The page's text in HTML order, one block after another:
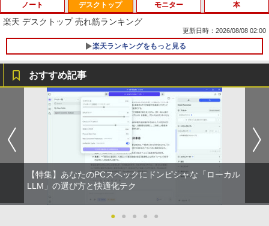
Anker Soundcore P40i オフホワイト
￥7,990
￥5,990
Anker Soundcore Liberty 5 ミッドナイトブ
ラック
￥14,990
BRUCE WAYNE feat. Flo Milli, ATL Jacob
[Explicit]
￥250
[Explicit]
￥250
On My Road (Stadium ver.)
￥250
【Amazon.co.jp限定】 い・ろ・は・す 2L P
ET ラベルレス ×8本
￥1,112
富士山の天然水 バナジウム含有 水 ミネラル
ウォーター ペットボトル 静岡県産 500ミリリ
ットル (Smart Basic)
￥1,380
by Amazon 天然水ラベルレス 2L×9本
￥1,117
薬屋のひとりごと 17巻 (デジタル版ビッグガ
ンガンコミックス)
￥770
エース)
￥832
ONE PIECE モノクロ版 115 (ジャンプコミッ
クスDIGITAL)
￥594
ノート
1
[訳アリ★格安] ノートパソコン Window
s11 15.6型 HP 250 G7 第七世代 Core-i3
ルチ Bluetooth USB3.0 SDカード ノー
トPC ノート 中古パソコン 中古PC Win1
1 Office 格安 中古
￥12,800
【マラソン限定30%OFF】中古 Dell Ins
piron 3593 Core i3 1005G1 第10世代CP
U メモリ8GB SSD256GB 15インチ フル
LAN テンキー DVDマルチ P75F 1年保証
デスクトップ
楽天 デスクトップ 売れ筋ランキング
更新日時：2026/08/08 02:00
楽天ランキングをもっと見る
モニター
PHILIPS 241V8 LED液晶モニター 23.8
インチワイド ブラック 1920×1080 （フ
ルHD）16:9 IPSパネル 非光沢 ノングレ
ア 液晶ディスプレイ HDMI VGA VESA準
拠 PS4 switch 対応 スイッチ 【中古】
￥6,500
2
【楽天1位!1,600円OFFクーポン 8/4 20:
00-8/11 01:59】Xiaomi Monitor A24i 20
本
【楽天ブックス限定特典】原かれん 1st
写真集 どストライク(生写真1枚) [ 原 か
れん ]
￥4,400
角川まんが学習シリーズ 日本の歴史
￥17,600
おすすめ記事
【特集】あなたのPCスペックにドンピシャな「ローカル
LLM」の選び方と快適化テク
● ● ● ● ●